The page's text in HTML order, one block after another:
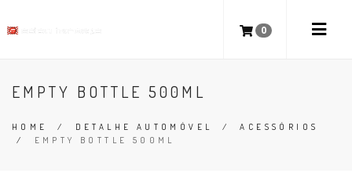
0
EMPTY BOTTLE 500ML
HOME / DETALHE AUTOMÓVEL /ACESSÓRIOS
/ EMPTY BOTTLE 500ML